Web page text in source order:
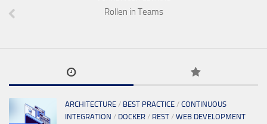
Rollen in Teams
ARCHITECTURE / BEST PRACTICE / CONTINUOUS
INTEGRATION / DOCKER / REST / WEB DEVELOPMENT